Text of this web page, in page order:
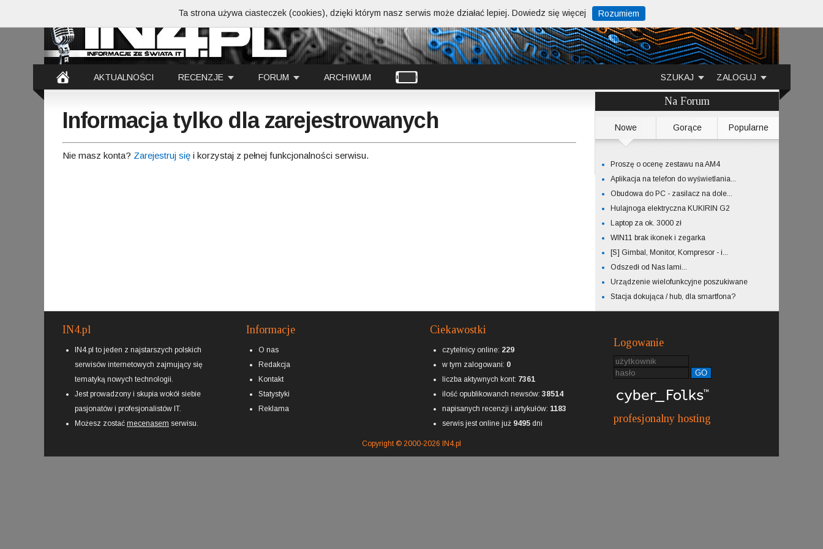
AKTUALNOŚCI RECENZJE FORUM ARCHIWUM ZALOGUJ
SZUKAJ
Informacja tylko dla zarejestrowanych
Nie masz konta? Zarejestruj się i korzystaj z pełnej funkcjonalności serwisu.
Na Forum
Nowe Gorące Popularne
Proszę o ocenę zestawu na AM4
Aplikacja na telefon do wyświetlania...
Obudowa do PC - zasilacz na dole...
Hulajnoga elektryczna KUKIRIN G2
Laptop za ok. 3000 zł
WIN11 brak ikonek i zegarka
[S] Gimbal, Monitor, Kompresor - i...
Odszedł od Nas lami...
Urządzenie wielofunkcyjne poszukiwane
Stacja dokująca / hub, dla smartfona?
IN4.pl
IN4.pl to jeden z najstarszych polskich
serwisów internetowych zajmujący się
tematyką nowych technologii.
Jest prowadzony i skupia wokół siebie
pasjonatów i profesjonalistów IT.
Możesz zostać mecenasem serwisu.
Informacje
O nas
Redakcja
Kontakt
Statystyki
Reklama
Ciekawostki
czytelnicy online: 229
w tym zalogowani: 0
liczba aktywnych kont: 7361
ilość opublikowanch newsów: 38514
napisanych recenzji i artykułów: 1183
serwis jest online już 9495 dni
Logowanie
GO
profesjonalny hosting
Copyright © 2000-2026 IN4.pl
Ta strona używa ciasteczek (cookies), dzięki którym nasz serwis może działać lepiej. Dowiedz się więcej Rozumiem